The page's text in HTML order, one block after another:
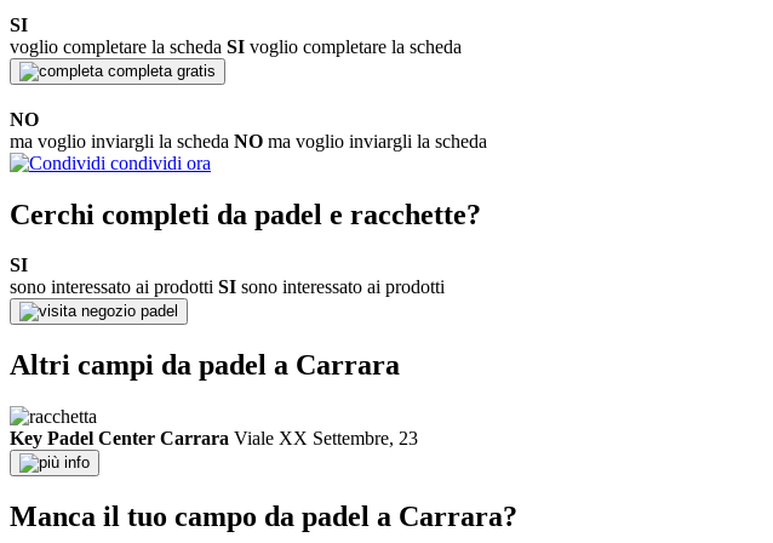
SI
voglio completare la scheda SI voglio completare la scheda
completa gratis
NO
ma voglio inviargli la scheda NO ma voglio inviargli la scheda
condividi ora
Cerchi completi da padel e racchette?
SI
sono interessato ai prodotti SI sono interessato ai prodotti
negozio padel
Altri campi da padel a Carrara
Key Padel Center Carrara Viale XX Settembre, 23
info
Manca il tuo campo da padel a Carrara?